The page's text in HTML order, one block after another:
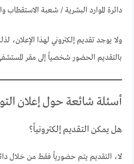
دائرة الموارد البشرية / شعبة الاستقطاب
ولا يوجد تقديم إلكتروني لهذا الإعلان،
بالتقديم الحضور شخصياً إلى مقر
أسئلة شائعة حول إعلان
هل يمكن التقديم إلكترونياً؟
لا، التقديم يتم حضورياً فقط من خلال